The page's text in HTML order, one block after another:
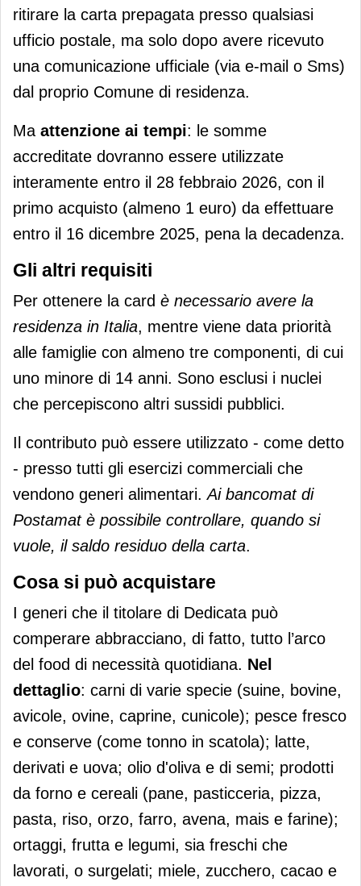
ritirare la carta prepagata presso qualsiasi
ufficio postale, ma solo dopo avere ricevuto
una comunicazione ufficiale (via e-mail o Sms)
dal proprio Comune di residenza.
Ma attenzione ai tempi: le somme
accreditate dovranno essere utilizzate
interamente entro il 28 febbraio 2026, con il
primo acquisto (almeno 1 euro) da effettuare
entro il 16 dicembre 2025, pena la decadenza.
Gli altri requisiti
Per ottenere la card è necessario avere la
residenza in Italia, mentre viene data priorità
alle famiglie con almeno tre componenti, di cui
uno minore di 14 anni. Sono esclusi i nuclei
che percepiscono altri sussidi pubblici.
Il contributo può essere utilizzato - come detto
- presso tutti gli esercizi commerciali che
vendono generi alimentari.Ai bancomat di
Postamat è possibile controllare, quando si
vuole, il saldo residuo della carta.
Cosa si può acquistare
I generi che il titolare di Dedicata può
comperare abbracciano, di fatto, tutto l’arco
del food di necessità quotidiana. Nel
dettaglio: carni di varie specie (suine, bovine,
avicole, ovine, caprine, cunicole); pesce fresco
e conserve (come tonno in scatola); latte,
derivati e uova; olio d'oliva e di semi; prodotti
da forno e cereali (pane, pasticceria, pizza,
pasta, riso, orzo, farro, avena, mais e farine);
ortaggi, frutta e legumi, sia freschi che
lavorati, o surgelati; miele, zucchero, cacao e